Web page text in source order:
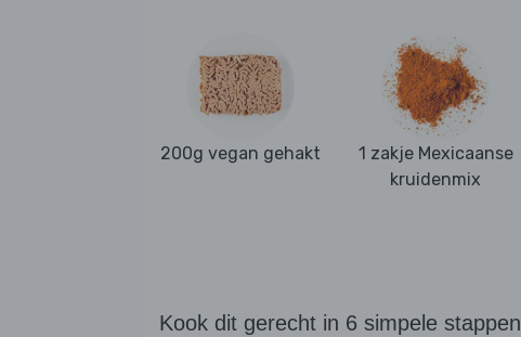
200g vegan gehakt
1 zakje Mexicaanse
kruidenmix
Kook dit gerecht in 6 simpele stappen